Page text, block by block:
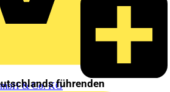
& Co. KGführenden